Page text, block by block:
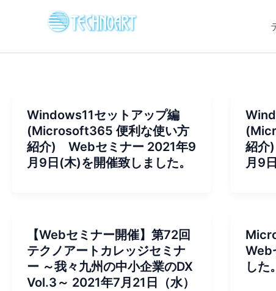
ス
Windows11セットアップ編
(Microsoft365 便利な使い方
紹介) Webセミナー 2021年9
月9日(木)を開催致しました。
紹介
月9
【Webセミナー開催】第72回
テクノアートカレッジセミナ
ー ～我々九州の中小企業のDX
Vol.3～ 2021年7月21日（水）
Web
した。